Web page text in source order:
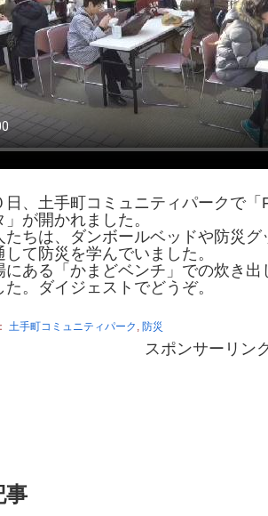
日、土手町コミュニティパークで
」が開かれました。
たちは、ダンボールベッドや防災グ
て防災を学んでいました。
にある「かまどベンチ」での炊き
た。ダイジェストでどうぞ。
土手町コミュニティパーク , 防災
スポンサーリン
事